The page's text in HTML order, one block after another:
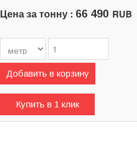
Цена за тонну : 66 490 RUB
Добавить в корзину
Купить в 1 клик